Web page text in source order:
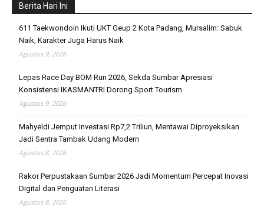
Berita Hari Ini
611 Taekwondoin Ikuti UKT Geup 2 Kota Padang, Mursalim: Sabuk
Naik, Karakter Juga Harus Naik
Agustus 9, 2026
Lepas Race Day BOM Run 2026, Sekda Sumbar Apresiasi
Konsistensi IKASMANTRI Dorong Sport Tourism
Agustus 9, 2026
Mahyeldi Jemput Investasi Rp7,2 Triliun, Mentawai Diproyeksikan
Jadi Sentra Tambak Udang Modern
Agustus 8, 2026
Rakor Perpustakaan Sumbar 2026 Jadi Momentum Percepat Inovasi
Digital dan Penguatan Literasi
Agustus 8, 2026